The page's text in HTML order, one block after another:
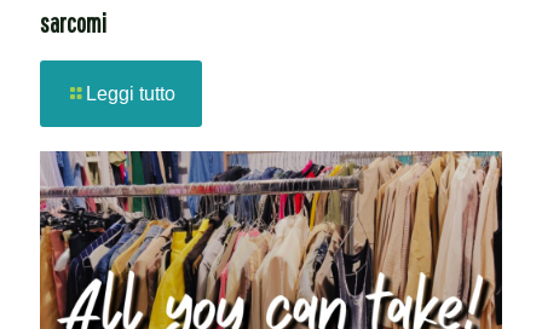
sarcomi
Leggi tutto